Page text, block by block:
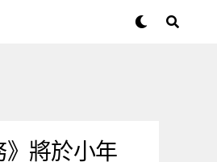
將於小年